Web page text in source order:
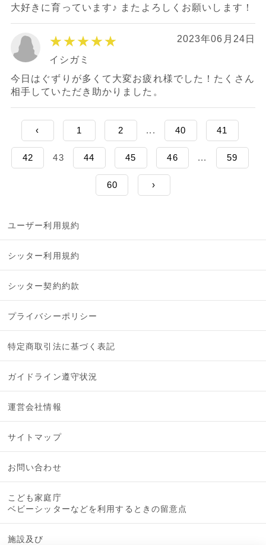
大好きに育っています♪ またよろしくお願いします！
★★★★★ 2023年06月24日
イシガミ
今日はぐずりが多くて大変お疲れ様でした！たくさん
相手していただき助かりました。
‹ 1 2 ... 40 41
42 43 44 45 46 ... 59
60 ›
ユーザー利用規約
シッター利用規約
シッター契約約款
プライバシーポリシー
特定商取引法に基づく表記
ガイドライン遵守状況
運営会社情報
サイトマップ
お問い合わせ
こども家庭庁
ベビーシッターなどを利用するときの留意点
施設及び